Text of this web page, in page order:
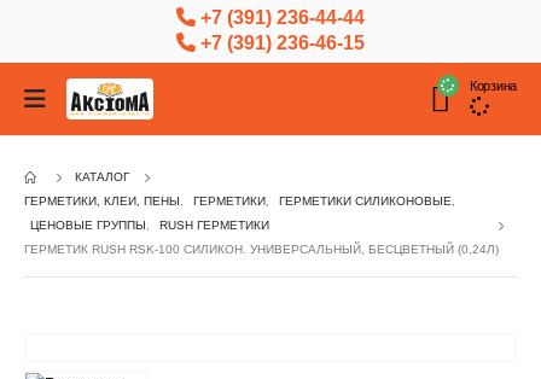
+7 (391) 236-44-44
+7 (391) 236-46-15
Корзина
КАТАЛОГ
ГЕРМЕТИКИ, КЛЕИ, ПЕНЫ
ГЕРМЕТИКИ ГЕРМЕТИКИ СИЛИКОНОВЫЕ
ЦЕНОВЫЕ ГРУППЫ
RUSH ГЕРМЕТИКИ
ГЕРМЕТИК RUSH RSK-100 СИЛИКОН. УНИВЕРСАЛЬНЫЙ, БЕСЦВЕТНЫЙ (0,24Л)